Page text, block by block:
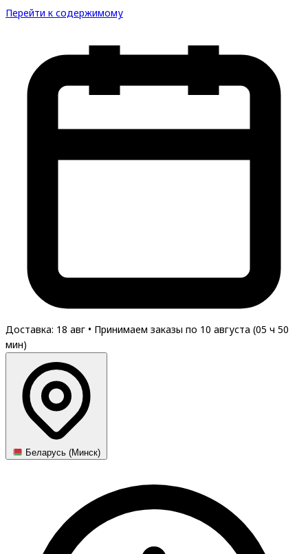
Перейти к содержимому
Доставка: 18 авг • Принимаем заказы по 10 августа (05 ч 50
мин)
Беларусь (Минск)